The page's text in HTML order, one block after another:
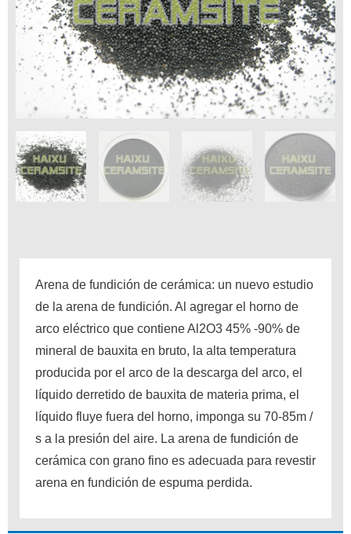
Arena de fundición de cerámica: un nuevo estudio
de la arena de fundición. Al agregar el horno de
arco eléctrico que contiene Al2O3 45% -90% de
mineral de bauxita en bruto, la alta temperatura
producida por el arco de la descarga del arco, el
líquido derretido de bauxita de materia prima, el
líquido fluye fuera del horno, imponga su 70-85m /
s a la presión del aire. La arena de fundición de
cerámica con grano fino es adecuada para revestir
arena en fundición de espuma perdida.